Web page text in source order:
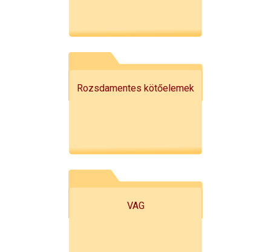
Rozsdamentes kötőelemek
VAG